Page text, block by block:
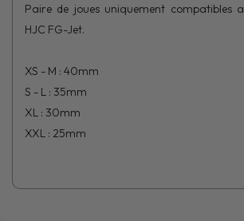
Paire de joues uniquement compatibles
HJC FG-Jet.
XS - M : 40mm
S - L : 35mm
XL : 30mm
XXL : 25mm